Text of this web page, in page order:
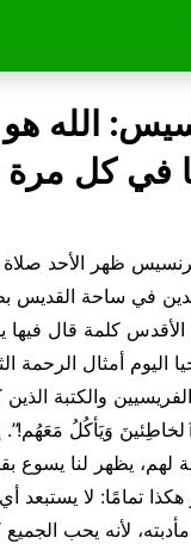
الله
في كل مرة
فرنسيس ظهر الأحد صلاة
في ساحة القديس
كلمة قال فيها
اليوم أمثال الرحمة
والكتبة الذين
وَيَأكُلُ مَعَهُم!”.
لهم، يظهر لنا يسوع
هكذا تمامًا: لا
لأنه يحب الجميع